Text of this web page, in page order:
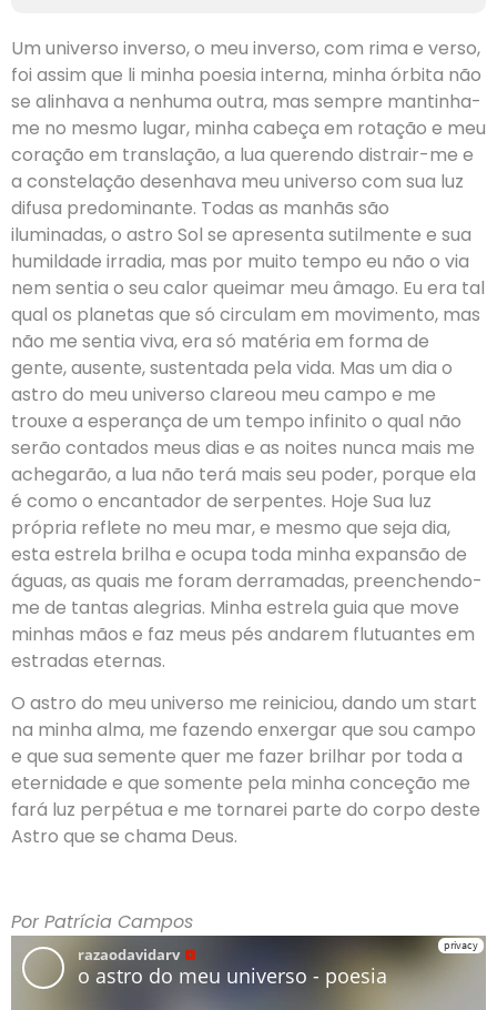
Um universo inverso, o meu inverso, com rima e verso,
foi assim que li minha poesia interna, minha órbita não
se alinhava a nenhuma outra, mas sempre mantinha-
me no mesmo lugar, minha cabeça em rotação e meu
coração em translação, a lua querendo distrair-me e
a constelação desenhava meu universo com sua luz
difusa predominante. Todas as manhãs são
iluminadas, o astro Sol se apresenta sutilmente e sua
humildade irradia, mas por muito tempo eu não o via
nem sentia o seu calor queimar meu âmago. Eu era tal
qual os planetas que só circulam em movimento, mas
não me sentia viva, era só matéria em forma de
gente, ausente, sustentada pela vida. Mas um dia o
astro do meu universo clareou meu campo e me
trouxe a esperança de um tempo infinito o qual não
serão contados meus dias e as noites nunca mais me
achegarão, a lua não terá mais seu poder, porque ela
é como o encantador de serpentes. Hoje Sua luz
própria reflete no meu mar, e mesmo que seja dia,
esta estrela brilha e ocupa toda minha expansão de
águas, as quais me foram derramadas, preenchendo-
me de tantas alegrias. Minha estrela guia que move
minhas mãos e faz meus pés andarem flutuantes em
estradas eternas.
O astro do meu universo me reiniciou, dando um start
na minha alma, me fazendo enxergar que sou campo
e que sua semente quer me fazer brilhar por toda a
eternidade e que somente pela minha conceção me
fará luz perpétua e me tornarei parte do corpo deste
Astro que se chama Deus.
Por Patrícia Campos